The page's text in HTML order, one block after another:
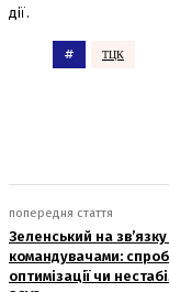
дії.
# ТЦК
попередня стаття
Зеленський на зв’язку
командувачами:
оптимізації чи